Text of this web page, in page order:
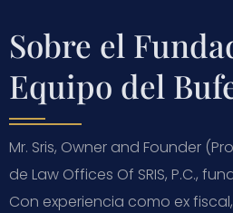
Sobre el
Equipo del
Mr. Sris, Owner and Founder
de Law Offices Of SRIS, P.C.,
Con experiencia como ex fiscal,